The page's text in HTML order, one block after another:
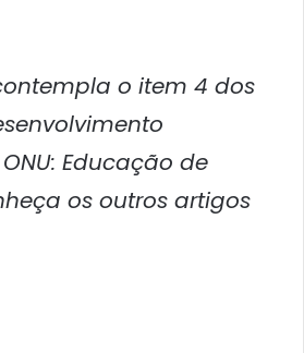
o item 4 dos
Educação de
os outros artigos